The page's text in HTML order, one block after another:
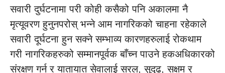
सवारी दुर्घटनामा परी कोही कसैको पनि अकालमा नै
मृत्यूवरण हुनुनपरोस् भन्ने आम नागरिकको चाहना रहेकाले
सवारी दूर्घटना हुन सक्ने सम्भाव्य कारणहरुलाई रोकथाम
गरी नागरिकहरुको सम्मानपूर्वक बाँच्न पाउने हकअधिकारको
संरक्षण गर्न र यातायात सेवालाई सरल, सुदृढ, सक्षम र